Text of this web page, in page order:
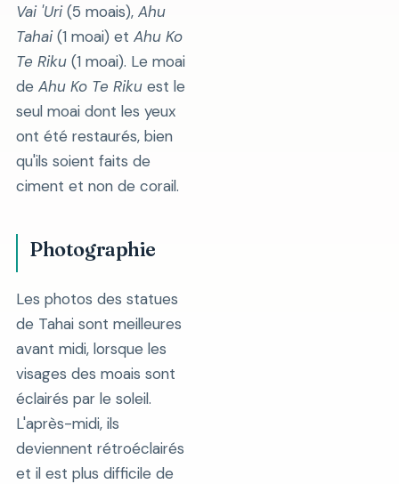
Vai 'Uri(5 moais), Ahu
Tahai(1 moai) et Ahu Ko
Te Riku(1 moai). Le moai
de Ahu Ko Te Rikuest le
seul moai dont les yeux
ont été restaurés, bien
qu'ils soient faits de
ciment et non de corail.
Photographie
Les photos des statues
de Tahai sont meilleures
avant midi, lorsque les
visages des moais sont
éclairés par le soleil.
L'après-midi, ils
deviennent rétroéclairés
et il est plus difficile de